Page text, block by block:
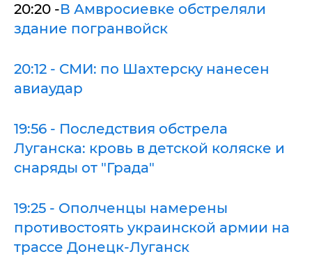
20:20 -В Амвросиевке обстреляли
здание погранвойск
20:12 - СМИ: по Шахтерску нанесен
авиаудар
19:56 - Последствия обстрела
Луганска: кровь в детской коляске и
снаряды от "Града"
19:25 - Ополченцы намерены
противостоять украинской армии на
трассе Донецк-Луганск